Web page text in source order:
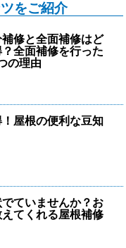
をご紹介
修と全面補修はど
全面補修を行った
の理由
屋根の便利な豆知
ていませんか？お
てくれる屋根補修